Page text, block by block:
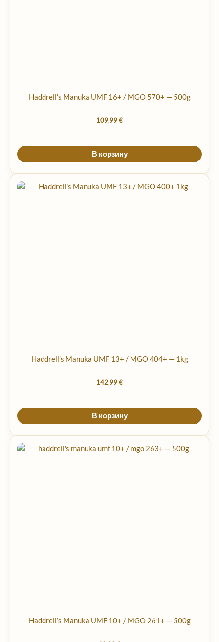
Haddrell’s Manuka UMF 16+ / MGO 570+ — 500g
109,99€
В корзину
Haddrell’s Manuka UMF 13+ / MGO 404+ — 1kg
142,99€
В корзину
Haddrell’s Manuka UMF 10+ / MGO 261+ — 500g